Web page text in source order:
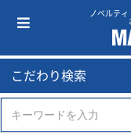
ノベルテ
こだわり検索